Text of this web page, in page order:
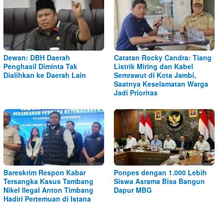
Dewan: DBH Daerah
Penghasil Diminta Tak
Dialihkan ke Daerah Lain
Catatan Rocky Candra: Tiang
Listrik Miring dan Kabel
Semrawut di Kota Jambi,
Saatnya Keselamatan Warga
Jadi Prioritas
Bareskrim Respon Kabar
Tersangka Kasus Tambang
Nikel Ilegal Anton Timbang
Hadiri Pertemuan di Istana
Ponpes dengan 1.000 Lebih
Siswa Asrama Bisa Bangun
Dapur MBG